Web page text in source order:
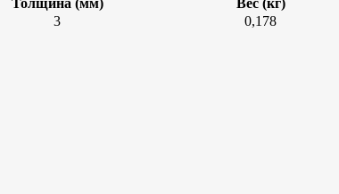
Толщина (мм)
Вес (кг)
3 0,178